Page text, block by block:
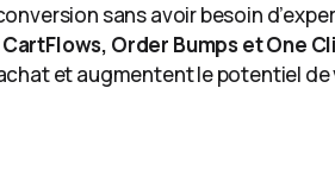
sans avoir besoin
Order Bumps et One
et augmentent le potentiel de